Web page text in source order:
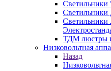
Светильники
Светильники
ТДМ люстры
Низковольтная
Назад